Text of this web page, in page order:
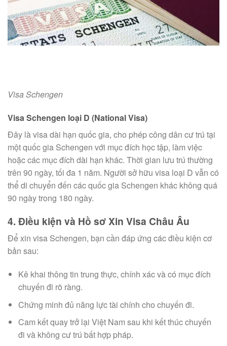
Visa Schengen
Visa Schengen loại D (National Visa)
Đây là visa dài hạn quốc gia, cho phép công dân cư trú tại
một quốc gia Schengen với mục đích học tập, làm việc
hoặc các mục đích dài hạn khác. Thời gian lưu trú thường
trên 90 ngày, tối đa 1 năm. Người sở hữu visa loại D vẫn có
thể di chuyển đến các quốc gia Schengen khác không quá
90 ngày trong 180 ngày.
4. Điều kiện và Hồ sơ Xin Visa Châu Âu
Để xin visa Schengen, bạn cần đáp ứng các điều kiện cơ
bản sau:
Kê khai thông tin trung thực, chính xác và có mục đích
chuyến đi rõ ràng.
Chứng minh đủ năng lực tài chính cho chuyến đi.
Cam kết quay trở lại Việt Nam sau khi kết thúc chuyến
đi và không cư trú bất hợp pháp.